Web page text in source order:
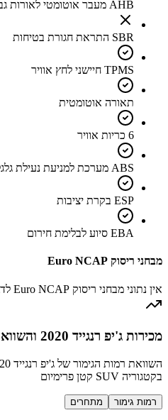
AHB מעבר אוטומטי לאורות גבוהים
SBR התראת חגורת בטיחות
TPMS חיישני לחץ אוויר
תאורה אוטומטית
6 כריות אוויר
ABS מערכת למניעת נעילת גלגלים
ESP בקרת יציבות
EBA סיוע לבלימת חירום
מבחני ריסוק Euro NCAP
אין נתוני מבחני ריסוק Euro NCAP לדגם זה
מכירות ג'יפ רנגייד 2020 והשוואה למתחרים
בקטגוריה SUV קטן פרימיום
רמות גימור מתחרים